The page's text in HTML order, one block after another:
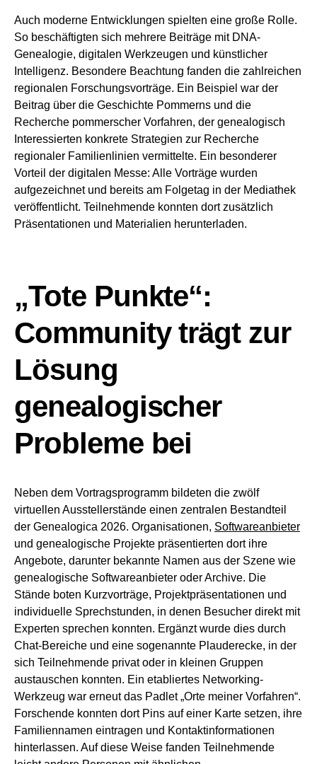
Auch moderne Entwicklungen spielten eine große Rolle.
So beschäftigten sich mehrere Beiträge mit DNA-
Genealogie, digitalen Werkzeugen und künstlicher
Intelligenz. Besondere Beachtung fanden die zahlreichen
regionalen Forschungsvorträge. Ein Beispiel war der
Beitrag über die Geschichte Pommerns und die
Recherche pommerscher Vorfahren, der genealogisch
Interessierten konkrete Strategien zur Recherche
regionaler Familienlinien vermittelte. Ein besonderer
Vorteil der digitalen Messe: Alle Vorträge wurden
aufgezeichnet und bereits am Folgetag in der Mediathek
veröffentlicht. Teilnehmende konnten dort zusätzlich
Präsentationen und Materialien herunterladen.
„Tote Punkte“:
Community trägt zur
Lösung
genealogischer
Probleme bei
Neben dem Vortragsprogramm bildeten die zwölf
virtuellen Ausstellerstände einen zentralen Bestandteil
der Genealogica 2026. Organisationen, Softwareanbieter
und genealogische Projekte präsentierten dort ihre
Angebote, darunter bekannte Namen aus der Szene wie
genealogische Softwareanbieter oder Archive. Die
Stände boten Kurzvorträge, Projektpräsentationen und
individuelle Sprechstunden, in denen Besucher direkt mit
Experten sprechen konnten. Ergänzt wurde dies durch
Chat-Bereiche und eine sogenannte Plauderecke, in der
sich Teilnehmende privat oder in kleinen Gruppen
austauschen konnten. Ein etabliertes Networking-
Werkzeug war erneut das Padlet „Orte meiner Vorfahren“.
Forschende konnten dort Pins auf einer Karte setzen, ihre
Familiennamen eintragen und Kontaktinformationen
hinterlassen. Auf diese Weise fanden Teilnehmende